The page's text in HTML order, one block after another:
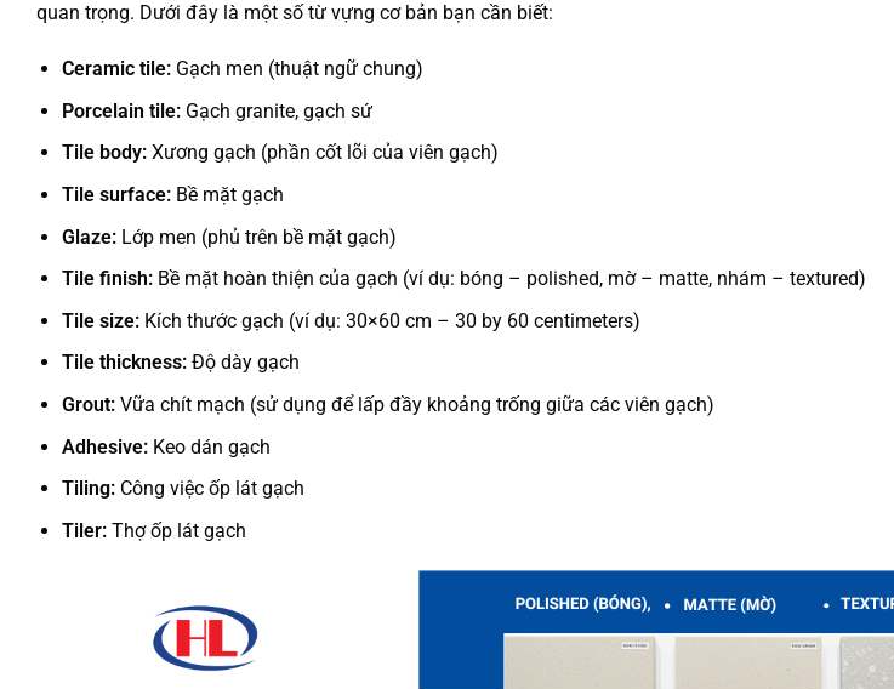
quan trọng. Dưới đây là một số từ vựng cơ bản bạn cần biết:
Ceramic tile:Gạch men (thuật ngữ chung)
Porcelain tile:Gạch granite, gạch sứ
Tile body:Xương gạch (phần cốt lõi của viên gạch)
Tile surface:Bề mặt gạch
Glaze:Lớp men (phủ trên bề mặt gạch)
Tile finish:Bề mặt hoàn thiện của gạch (ví dụ: bóng – polished, mờ – matte, nhám – textured)
Tile size:Kích thước gạch (ví dụ: 30×60 cm – 30 by 60 centimeters)
Tile thickness:Độ dày gạch
Grout:Vữa chít mạch (sử dụng để lấp đầy khoảng trống giữa các viên gạch)
Adhesive:Keo dán gạch
Tiling:Công việc ốp lát gạch
Tiler:Thợ ốp lát gạch